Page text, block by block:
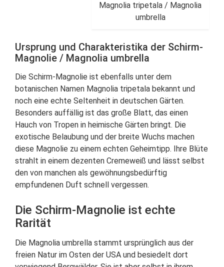
Magnolia tripetala / Magnolia
umbrella
Ursprung und Charakteristika der Schirm-
Magnolie / Magnolia umbrella
Die Schirm-Magnolie ist ebenfalls unter dem
botanischen Namen Magnolia tripetala bekannt und
noch eine echte Seltenheit in deutschen Gärten.
Besonders auffällig ist das große Blatt, das einen
Hauch von Tropen in heimische Gärten bringt. Die
exotische Belaubung und der breite Wuchs machen
diese Magnolie zu einem echten Geheimtipp. Ihre Blüte
strahlt in einem dezenten Cremeweiß und lässt selbst
den von manchen als gewöhnungsbedürftig
empfundenen Duft schnell vergessen.
Die Schirm-Magnolie ist echte
Rarität
Die Magnolia umbrella stammt ursprünglich aus der
freien Natur im Osten der USA und besiedelt dort